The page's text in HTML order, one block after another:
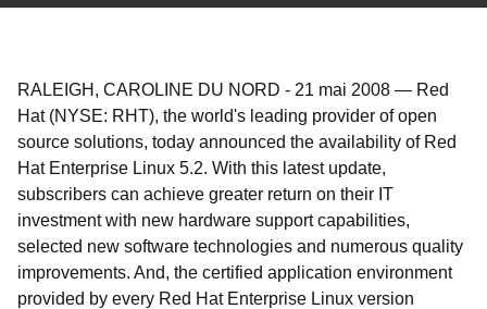
RALEIGH, CAROLINE DU NORD - 21 mai 2008 — Red
Hat (NYSE: RHT), the world's leading provider of open
source solutions, today announced the availability of Red
Hat Enterprise Linux 5.2. With this latest update,
subscribers can achieve greater return on their IT
investment with new hardware support capabilities,
selected new software technologies and numerous quality
improvements. And, the certified application environment
provided by every Red Hat Enterprise Linux version